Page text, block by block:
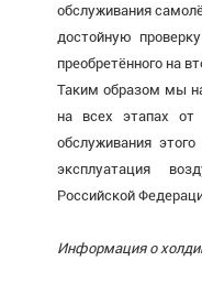
обслуживания
достойную
преобретённого на
Таким образом мы
на всех этапах от
обслуживания
эксплуатация
Российской
Информация о